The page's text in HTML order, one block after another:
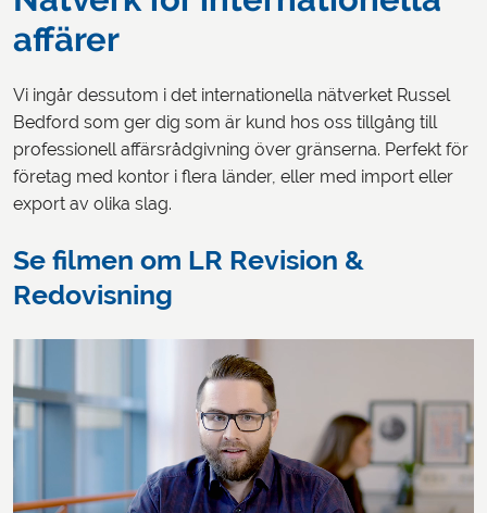
affärer
Vi ingår dessutom i det internationella nätverket Russel
Bedford som ger dig som är kund hos oss tillgång till
professionell affärsrådgivning över gränserna. Perfekt för
företag med kontor i flera länder, eller med import eller
export av olika slag.
Se filmen om LR Revision &
Redovisning